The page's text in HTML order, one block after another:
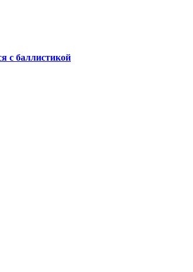
с баллистикой